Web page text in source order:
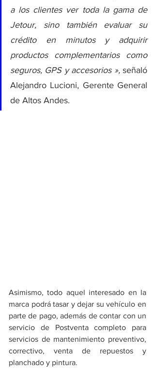
a los clientes ver toda la gama de
Jetour, sino también evaluar su
crédito en minutos y adquirir
productos complementarios como
seguros, GPS y accesorios », señaló
Alejandro Lucioni, Gerente General
de Altos Andes.
Asimismo, todo aquel interesado en la
marca podrá tasar y dejar su vehículo en
parte de pago, además de contar con un
servicio de Postventa completo para
servicios de mantenimiento preventivo,
correctivo, venta de repuestos y
planchado y pintura.